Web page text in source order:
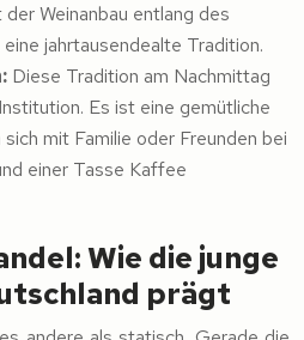
Weinanbau entlang des
jahrtausendealte Tradition.
Diese Tradition am Nachmittag
Es ist eine gemütliche
mit Familie oder Freunden bei
einer Tasse Kaffee
Wie die junge
prägt